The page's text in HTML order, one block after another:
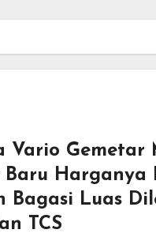
Vario Gemetar
Harganya
Bagasi Luas
TCS